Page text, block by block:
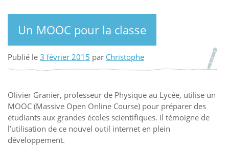
Un MOOC pour la classe
Publié le 3 février 2015 par Christophe
Olivier Granier, professeur de Physique au Lycée, utilise un
MOOC (Massive Open Online Course) pour préparer des
étudiants aux grandes écoles scientifiques. Il témoigne de
l’utilisation de ce nouvel outil internet en plein
développement.